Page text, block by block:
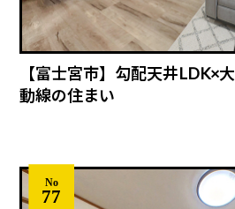
【富士宮市】勾配天井LDK×
動線の住まい
No
77